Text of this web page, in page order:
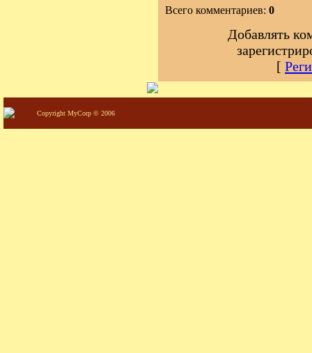
Всего комментариев: 0
Добавлять
[
Copyright MyCorp © 2006